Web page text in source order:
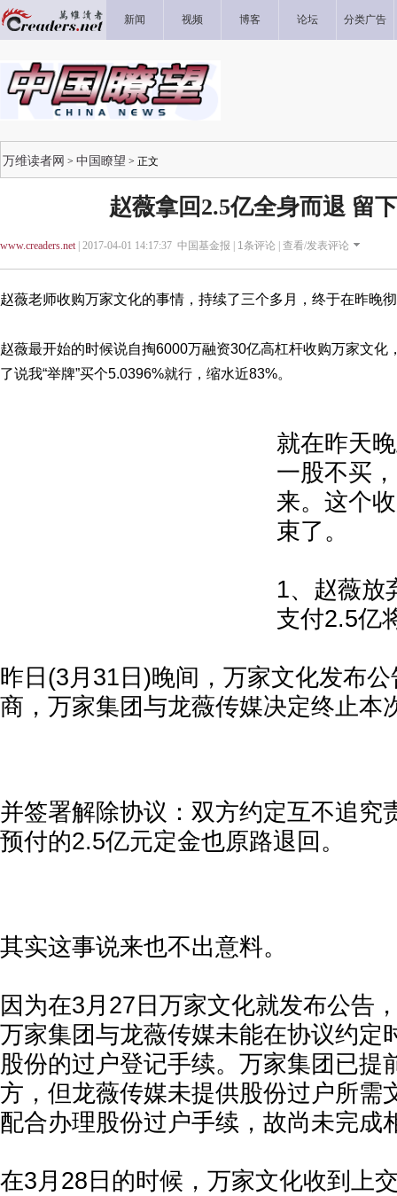
新闻 视频 博客 论坛 分类广告
万维读者网 > 中国瞭望 > 正文
赵薇拿回2.5亿全身而退 留
www.creaders.net| 2017-04-01 14:17:37 中国基金报 | 1条评论 | 查看/发表评论
赵薇老师收购万家文化的事情，持续了三个多月，终于在昨晚
赵薇最开始的时候说自掏6000万融资30亿高杠杆收购万家文化
了说我“举牌”买个5.0396%就行，缩水近83%。
就在昨天
一股不买
来。这个
束了。
1、赵薇放
支付2.5亿
昨日(3月31日)晚间，万家文化发布
商，万家集团与龙薇传媒决定终止本
并签署解除协议：双方约定互不追究
预付的2.5亿元定金也原路退回。
其实这事说来也不出意料。
因为在3月27日万家文化就发布公告
万家集团与龙薇传媒未能在协议约定
股份的过户登记手续。万家集团已提
方，但龙薇传媒未提供股份过户所需
配合办理股份过户手续，故尚未完成
在3月28日的时候，万家文化收到上